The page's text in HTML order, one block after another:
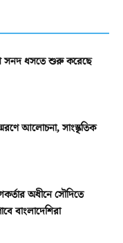
সনদ ধসতে শুরু করেছে
আলোচনা, সাংস্কৃতিক
অধীনে সৌদিতে
বাংলাদেশিরা